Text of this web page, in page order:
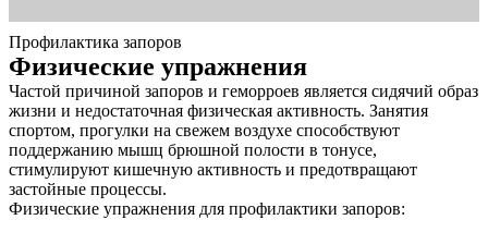
О нас
Профилактика запоров
Физические упражнения
Частой причиной запоров и геморроев является сидячий образ
жизни и недостаточная физическая активность. Занятия
спортом, прогулки на свежем воздухе способствуют
поддержанию мышц брюшной полости в тонусе,
стимулируют кишечную активность и предотвращают
застойные процессы.
Физические упражнения для профилактики запоров: